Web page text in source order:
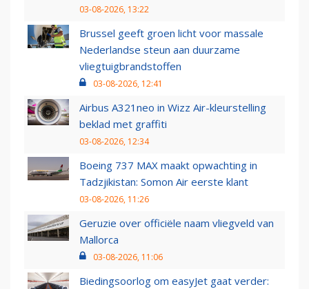
03-08-2026, 13:22
Brussel geeft groen licht voor massale
Nederlandse steun aan duurzame
vliegtuigbrandstoffen
03-08-2026, 12:41
Airbus A321neo in Wizz Air-kleurstelling
beklad met graffiti
03-08-2026, 12:34
Boeing 737 MAX maakt opwachting in
Tadzjikistan: Somon Air eerste klant
03-08-2026, 11:26
Geruzie over officiële naam vliegveld van
Mallorca
03-08-2026, 11:06
Biedingsoorlog om easyJet gaat verder: